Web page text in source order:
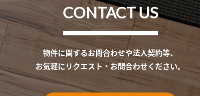
CONTACT US
物件に関するお問合わせや法人契約等、
お気軽にリクエスト・お問合わせください。